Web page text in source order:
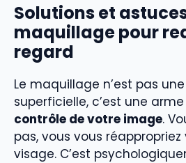
Solutions et
maquillage pour
regard
Le maquillage n’est pas
superficielle, c’est une
contrôle de votre image.
pas, vous vous
visage. C’est